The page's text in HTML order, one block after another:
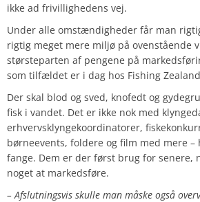
ikke ad frivillighedens vej.
Under alle omstændigheder får man
rigtig meget mere miljø på ovenstående
størsteparten af pengene på
som tilfældet er i dag hos Fishing
Der skal blod og sved, knofedt og
fisk i vandet. Det er ikke nok med
erhvervsklyngekoordinatorer,
børneevents, foldere og film med mere –
fange. Dem er der først brug for senere,
noget at markedsføre.
– Afslutningsvis skulle man måske også